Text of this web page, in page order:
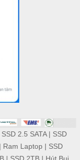
SSD 2.5 SATA| SSD
Ram Laptop| SSD